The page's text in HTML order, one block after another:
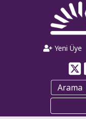
Yeni Üye